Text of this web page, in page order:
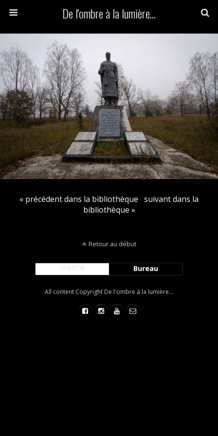
De l'ombre à la lumière...
« précédent dans la bibliothèque suivant dans la
bibliothèque »
Retour au début
Mobile Bureau
All content Copyright De l'ombre à la lumière...